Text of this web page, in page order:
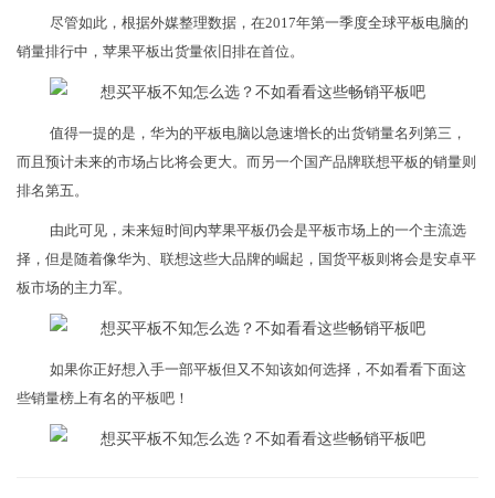
尽管如此，根据外媒整理数据，在2017年第一季度全球平板电脑的
销量排行中，苹果平板出货量依旧排在首位。
值得一提的是，华为的平板电脑以急速增长的出货销量名列第三，
而且预计未来的市场占比将会更大。而另一个国产品牌联想平板的销量则
排名第五。
由此可见，未来短时间内苹果平板仍会是平板市场上的一个主流选
择，但是随着像华为、联想这些大品牌的崛起，国货平板则将会是安卓平
板市场的主力军。
如果你正好想入手一部平板但又不知该如何选择，不如看看下面这
些销量榜上有名的平板吧！